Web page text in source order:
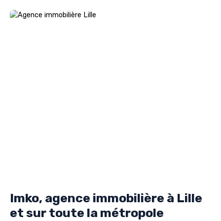
Imko, agence immobilière à Lille
et sur toute la métropole